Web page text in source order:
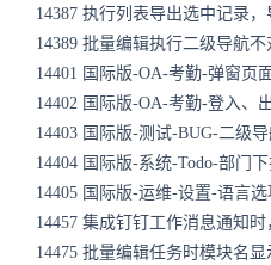
14387 执行列表导出选中记录
14389 批量编辑执行二级导航不
14401 国际版-OA-考勤-弹窗页
14402 国际版-OA-考勤-登入、
14403 国际版-测试-BUG-二级
14404 国际版-系统-Todo-部门
14405 国际版-运维-设置-语言
14457 集成钉钉工作消息通知
14475 批量编辑任务时模块名显